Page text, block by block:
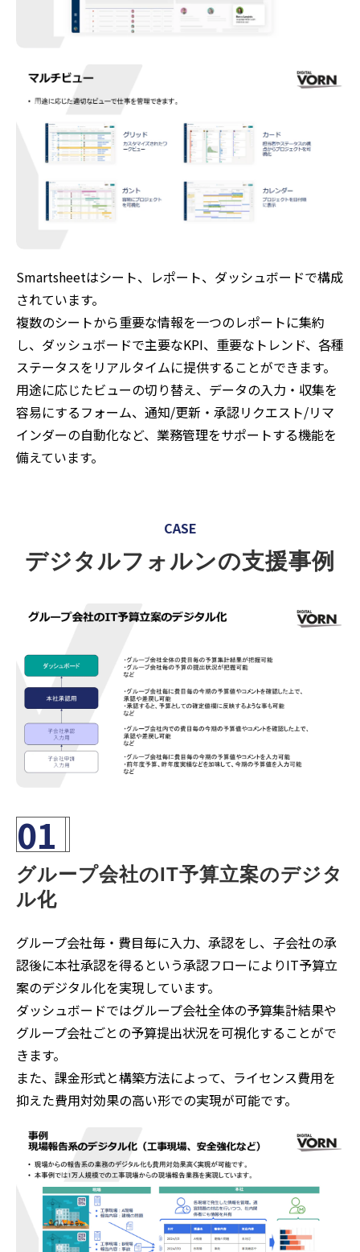
Smartsheetはシート、レポート、ダッシュボードで構成
されています。
複数のシートから重要な情報を⼀つのレポートに集約
し、ダッシュボードで主要なKPI、重要なトレンド、各種
ステータスをリアルタイムに提供することができます。
用途に応じたビューの切り替え、データの入力・収集を
容易にするフォーム、通知/更新・承認リクエスト/リマ
インダーの自動化など、業務管理をサポートする機能を
備えています。
CASE
デジタルフォルンの支援事例
01
グループ会社のIT予算立案のデジタ
ル化
グループ会社毎・費目毎に入力、承認をし、子会社の承
認後に本社承認を得るという承認フローによりIT予算立
案のデジタル化を実現しています。
ダッシュボードではグループ会社全体の予算集計結果や
グループ会社ごとの予算提出状況を可視化することがで
きます。
また、課金形式と構築方法によって、ライセンス費用を
抑えた費用対効果の高い形での実現が可能です。